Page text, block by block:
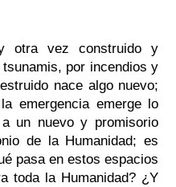
otra vez construido y
por incendios y
nace algo nuevo;
emergencia emerge lo
un nuevo y promisorio
de la Humanidad; es
pasa en estos espacios
toda la Humanidad? ¿Y